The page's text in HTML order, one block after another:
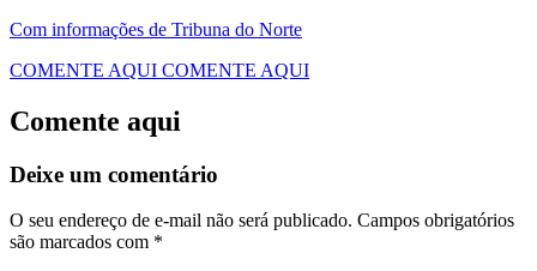
Com informações de Tribuna do Norte
COMENTE AQUI COMENTE AQUI
Comente aqui
Deixe um comentário
O seu endereço de e-mail não será publicado. Campos obrigatórios
são marcados com *